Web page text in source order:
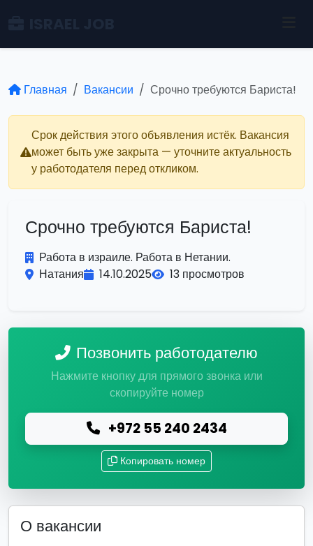
Главная Вакансии Срочно требуются Бариста!
Срок действия этого объявления истёк. Вакансия
может быть уже закрыта — уточните актуальность
у работодателя перед откликом.
Срочно требуются Бариста!
Работа в израиле. Работа в Нетании.
Натания
14.10.2025 13 просмотров
Позвонить работодателю
Нажмите кнопку для прямого звонка или
скопируйте номер
+972 55 240 2434
Копировать номер
О вакансии